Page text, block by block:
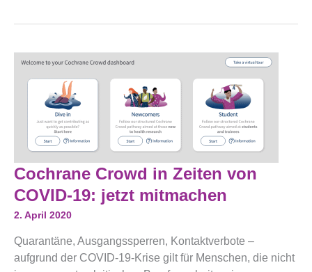
Cochrane Crowd in Zeiten von
COVID-19: jetzt mitmachen
2. April 2020
Quarantäne, Ausgangssperren, Kontaktverbote –
aufgrund der COVID-19-Krise gilt für Menschen, die nicht
Cochrane
Crowd
In
Zeiten
Von
COVID-
Jetzt
Mitmachen